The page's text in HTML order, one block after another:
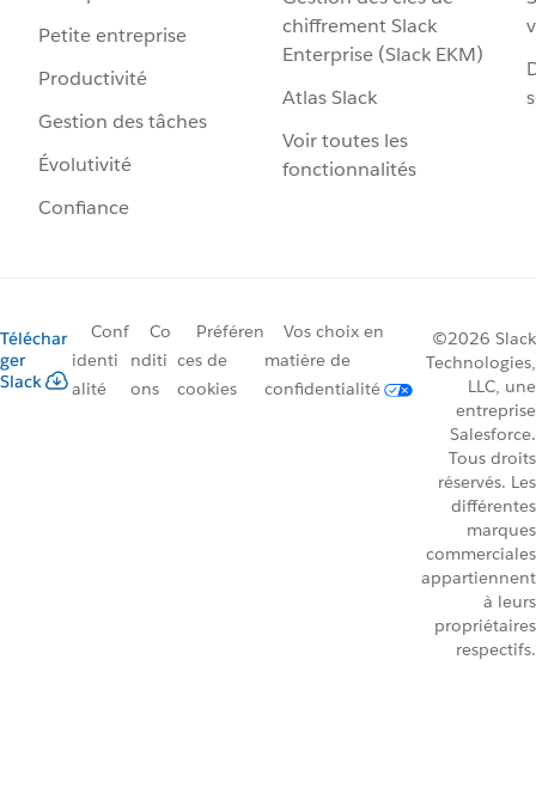
Petite entreprise
Productivité
Gestion des tâches
Évolutivité
Confiance
chiffrement Slack
Enterprise (Slack EKM)
Atlas Slack
Voir toutes les
fonctionnalités
Téléchar
ger
Slack
Conf
identi
alité
Co
nditi
ons
Préféren
ces de
cookies
Vos choix en
matière de
confidentialité
©2026 Slack
Technologies,
LLC, une
entreprise
Salesforce.
Tous droits
réservés. Les
différentes
marques
commerciales
appartiennent
à leurs
propriétaires
respectifs.